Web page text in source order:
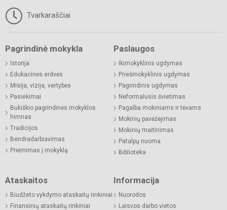
Tvarkaraščiai
Pagrindinė mokykla
Istorija
Edukacinės erdvės
Misija, vizija, vertybės
Pasiekimai
Bukiškio pagrindinės mokyklos
himnas
Tradicijos
Bendradarbiavimas
Priėmimas į mokyklą
Paslaugos
Ikimokyklinis ugdymas
Priešmokyklinis ugdymas
Pagrindinis ugdymas
Neformalusis švietimas
Pagalba mokiniams ir tėvams
Mokinių pavėžėjimas
Mokinių maitinimas
Patalpų nuoma
Biblioteka
Ataskaitos
Biudžeto vykdymo ataskaitų rinkiniai
Finansinių ataskaitų rinkiniai
Informacija
Nuorodos
Laisvos darbo vietos